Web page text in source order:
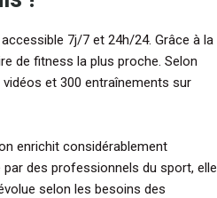
7j/7 et 24h/24. Grâce à la
de fitness la plus proche. Selon
et 300 entraînements sur
enrichit considérablement
par des professionnels du sport, elle
selon les besoins des